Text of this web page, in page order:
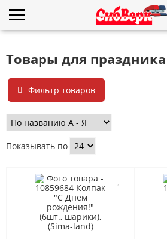
Товары для праздника
Фильтр товаров
Показывать по